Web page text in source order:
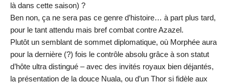
là dans cette saison) ?
Ben non, ça ne sera pas ce genre d’histoire… à part plus tard,
pour le tant attendu mais bref combat contre Azazel.
Plutôt un semblant de sommet diplomatique, où Morphée aura
pour la dernière (?) fois le contrôle absolu grâce à son statut
d’hôte ultra distingué – avec des invités royaux bien déjantés,
la présentation de la douce Nuala, ou d’un Thor si fidèle aux